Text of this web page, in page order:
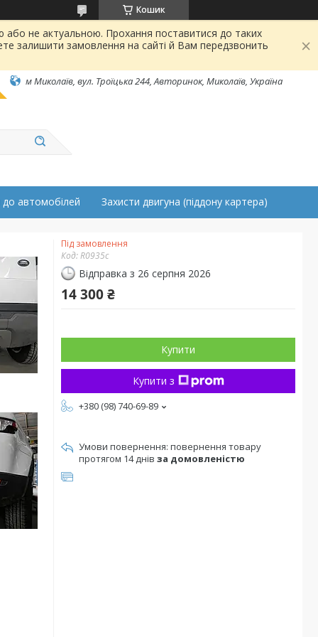
Кошик
або не актуальною. Прохання поставитися до таких
залишити замовлення на сайті й Вам передзвонить
м Миколаїв, вул. Троїцька 244, Авторинок, Миколаїв, Україна
автомобілей Захисти двигуна (піддону картера)
Під замовлення
Код:R0935c
Відправка з 26 серпня 2026
14 300 ₴
Купити
Купити з
+380 (98) 740-69-89
повернення товару
протягом 14 днів за домовленістю